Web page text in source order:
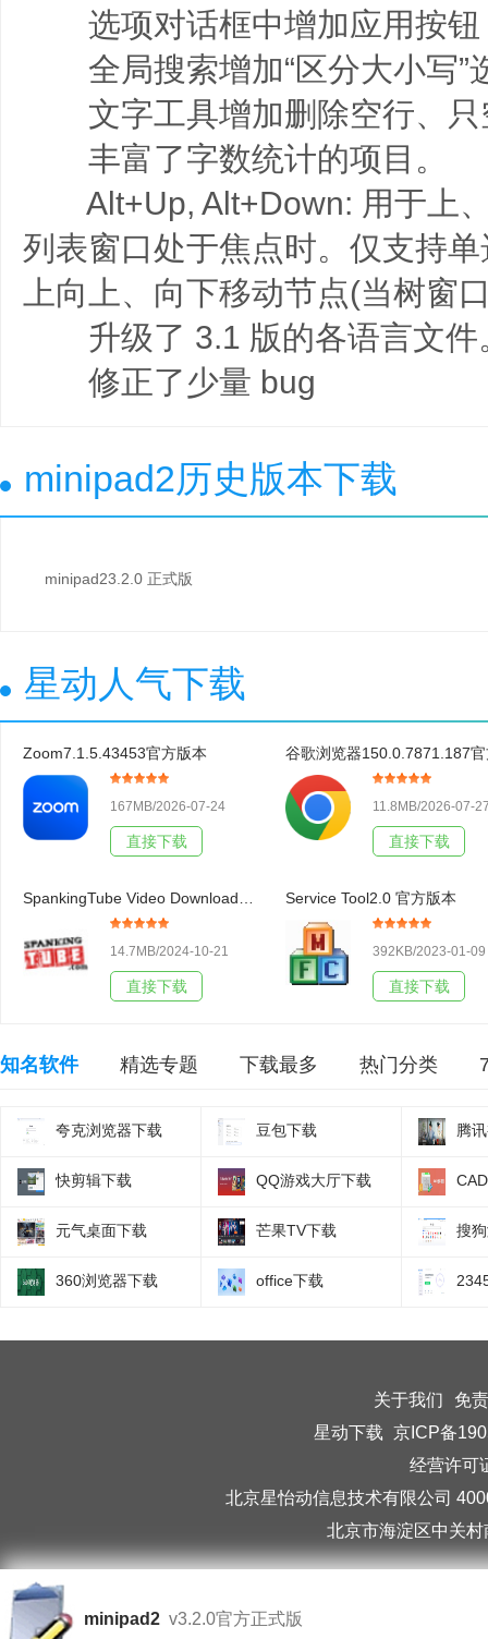
选项对话框中增加应用按钮
全局搜索增加“区分大小写”
文字工具增加删除空行、只
丰富了字数统计的项目。
Alt+Up, Alt+Down: 用于上、
列表窗口处于焦点时。仅支持
上向上、向下移动节点(当树窗
升级了 3.1 版的各语言文件
修正了少量 bug
minipad2历史版本下载
minipad23.2.0 正式版
星动人气下载
Zoom7.1.5.43453官方版本
167MB/2026-07-24
直接下载
11.8MB/2026-07-
直接下载
SpankingTube Video Downloader3.19官方版本
14.7MB/2024-10-21
直接下载
Service Tool2.0 官方版本
392KB/2023-01-09
直接下载
知名软件 精选专题 下载最多 热门分类
夸克浏览器下载 豆包下载 腾
快剪辑下载 QQ游戏大厅下载
元气桌面下载 芒果TV下载 搜
360浏览器下载 office下载
关于我们
免
星动下载 京ICP备
经营许可
北京星怡动信息技术有限公司
北京市海淀区中关
minipad2 v3.2.0官方正式版